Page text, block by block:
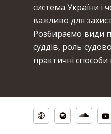
система України і
важливо для
Розбираємо види
суддів, роль
практичні способи